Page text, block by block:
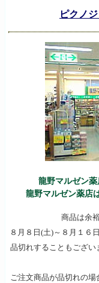
ピクノ
龍野マルゼン薬
龍野マルゼン薬店
商品は余
８月８日(土)～８月１６
品切れすることもござ
ご注文商品が品切れの場